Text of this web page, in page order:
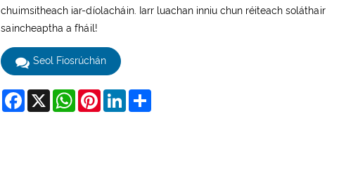
chuimsitheach iar-díolacháin. Iarr luachan inniu chun réiteach soláthair
saincheaptha a fháil!
Seol Fiosrúchán
Facebook
X WhatsAppPinterestLinkedInShare